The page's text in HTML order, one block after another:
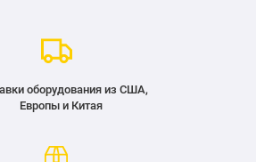
оборудования из США,
Европы и Китая